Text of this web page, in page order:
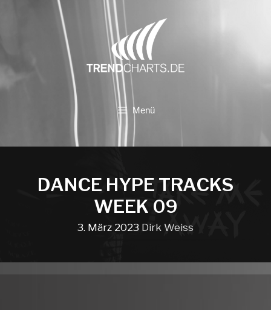
Menü
DANCE HYPE TRACKS
WEEK 09
3. März 2023 Dirk Weiss